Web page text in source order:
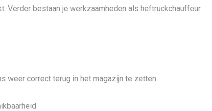
Verder bestaan je werkzaamheden als heftruckchauffeur
weer correct terug in het magazijn te zetten